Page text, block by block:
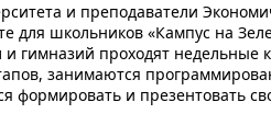
и преподаватели
для школьников «Кампус на
гимназий проходят недельные
занимаются
формировать и презентовать